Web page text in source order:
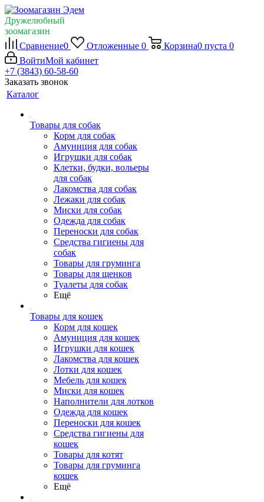
Дружелюбный
зоомагазин
Сравнение0 Отложенные 0 Корзина0 пуста 0
ВойтиМой кабинет
+7 (3843) 60-58-60
Заказать звонок
Каталог
Товары для собак
Корм для собак
Амуниция для собак
Игрушки для собак
Клетки, будки, вольеры
для собак
Лакомства для собак
Лежаки для собак
Миски для собак
Одежда для собак
Переноски для собак
Средства гигиены для
собак
Товары для груминга
Товары для щенков
Туалеты для собак
Ещё
Товары для кошек
Корм для кошек
Амуниция для кошек
Игрушки для кошек
Лакомства для кошек
Лотки для кошек
Мебель для кошек
Миски для кошек
Наполнители для лотков
Одежда для кошек
Переноски для кошек
Средства гигиены для
кошек
Товары для котят
Товары для груминга
кошек
Ещё